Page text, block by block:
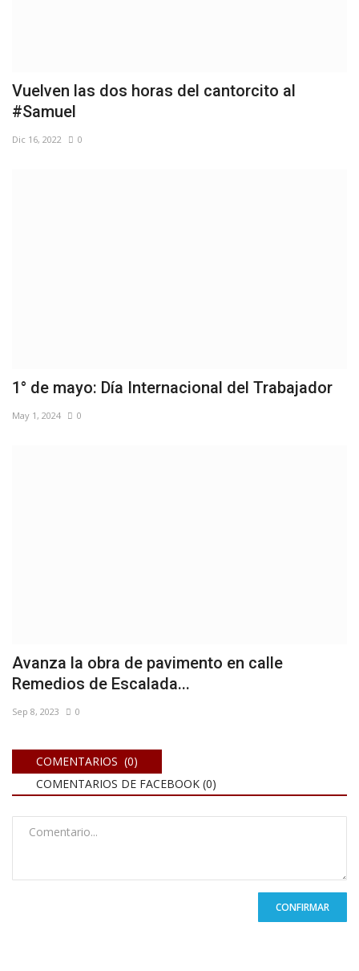
Vuelven las dos horas del cantorcito al
#Samuel
Dic 16, 2022 0
1° de mayo: Día Internacional del Trabajador
May 1, 2024 0
Avanza la obra de pavimento en calle
Remedios de Escalada...
Sep 8, 2023 0
COMENTARIOS (0)
COMENTARIOS DE FACEBOOK (0)
CONFIRMAR